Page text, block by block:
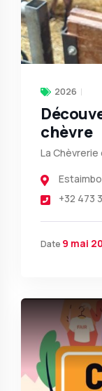
2026
chèvre
La Chèvrerie
+32 473
Date 9 mai